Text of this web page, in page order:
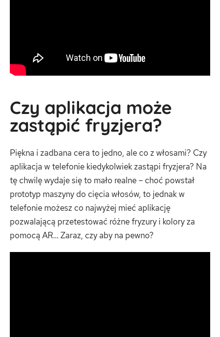
Czy aplikacja może
zastąpić fryzjera?
Piękna i zadbana cera to jedno, ale co z włosami? Czy
aplikacja w telefonie kiedykolwiek zastąpi fryzjera? Na
tę chwilę wydaje się to mało realne – choć powstał
prototyp maszyny do cięcia włosów, to jednak w
telefonie możesz co najwyżej mieć aplikację
pozwalającą przetestować różne fryzury i kolory za
pomocą AR… Zaraz, czy aby na pewno?